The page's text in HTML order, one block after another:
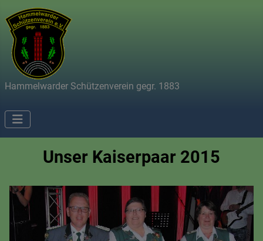
Hammelwarder Schützenverein gegr. 1883
Unser Kaiserpaar 2015